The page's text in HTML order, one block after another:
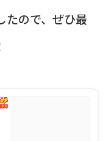
たので、ぜひ最